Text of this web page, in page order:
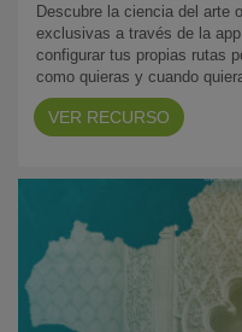
Descubre la ciencia del arte
exclusivas a través de la
configurar tus propias rutas
como quieras y cuando
VER RECURSO